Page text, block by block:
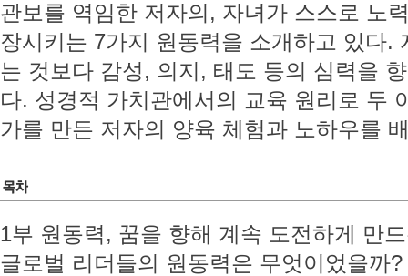
관보를 역임한 저자의, 자녀가 스스로 노
장시키는 7가지 원동력을 소개하고 있다.
는 것보다 감성, 의지, 태도 등의 심력을
다. 성경적 가치관에서의 교육 원리로 두
가를 만든 저자의 양육 체험과 노하우를
1부 원동력, 꿈을 향해 계속 도전하게 만
글로벌 리더들의 원동력은 무엇이었을까?